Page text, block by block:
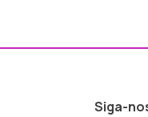
Siga-